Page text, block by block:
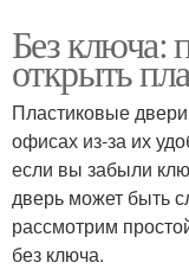
Без ключа:
открыть
Пластиковые
офисах из-за их
если вы забыли
дверь может быть
рассмотрим
без ключа.